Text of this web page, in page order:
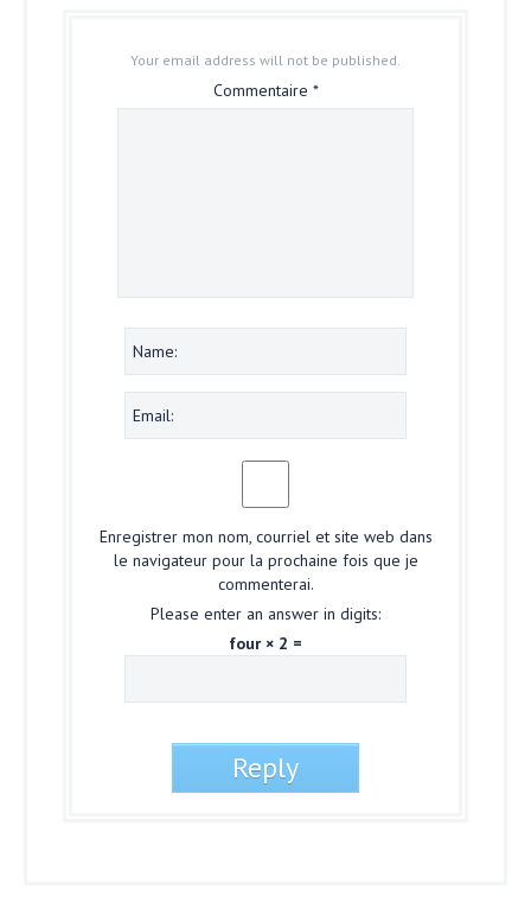
Your email address will not be published.
Commentaire *
Enregistrer mon nom, courriel et site web dans
le navigateur pour la prochaine fois que je
commenterai.
Please enter an answer in digits:
four × 2 =